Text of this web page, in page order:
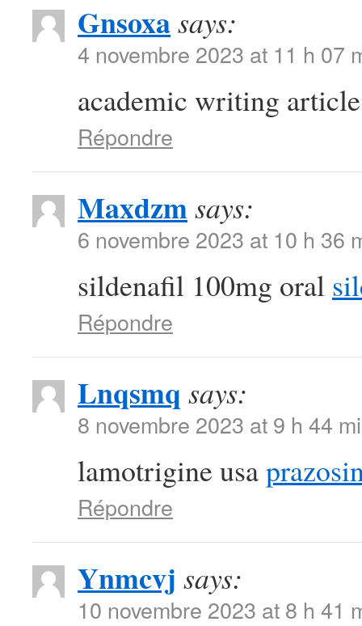
Gnsoxasays:
4 novembre 2023 at 11 h 07
academic writing
Répondre
Maxdzmsays:
6 novembre 2023 at 10 h 36
sildenafil 100mg oral
Répondre
Lnqsmq says:
8 novembre 2023 at 9 h 44
lamotrigine usa
Répondre
Ynmcvj says:
10 novembre 2023 at 8 h 41